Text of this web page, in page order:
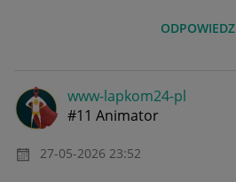
ODPOWIEDZ
www-lapkom24-pl
#11 Animator
‎27-05-2026 23:52